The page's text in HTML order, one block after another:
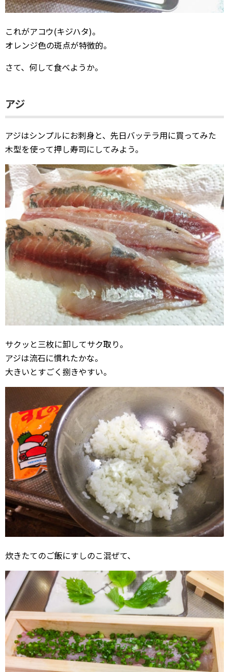
これがアコウ(キジハタ)。
オレンジ色の斑点が特徴的。
さて、何して食べようか。
アジ
アジはシンプルにお刺身と、先日バッテラ用に買ってみた
木型を使って押し寿司にしてみよう。
サクッと三枚に卸してサク取り。
アジは流石に慣れたかな。
大きいとすごく捌きやすい。
炊きたてのご飯にすしのこ混ぜて、